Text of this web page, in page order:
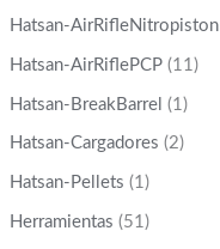
Hatsan-AirRifleNitropiston
Hatsan-AirRiflePCP (11)
Hatsan-BreakBarrel (1)
Hatsan-Cargadores (2)
Hatsan-Pellets (1)
Herramientas (51)